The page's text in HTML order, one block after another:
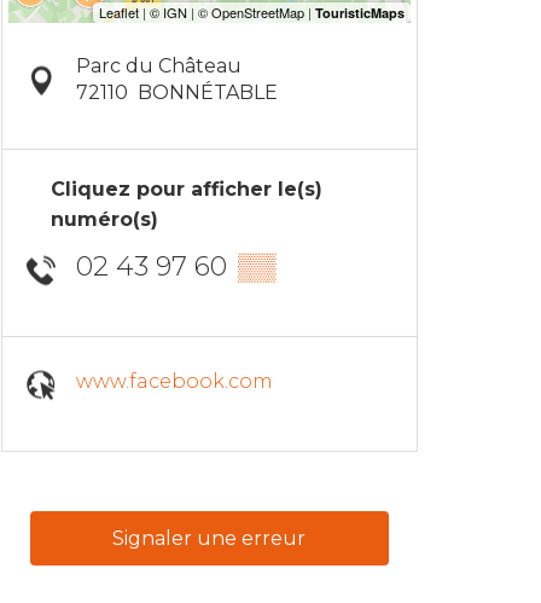
Parc du Château
72110
BONNÉTABLE
Cliquez pour afficher le(s)
numéro(s)
02 43 97 60 ▒▒
www.facebook.com
Signaler une erreur